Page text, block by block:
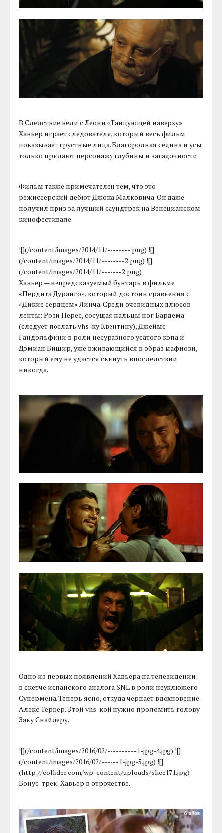
ВСледствие вели с Леони«Танцующей наверху»
Хавьер играет следователя, который весь фильм
показывает грустные лица. Благородная седина и усы
только придают персонажу глубины и загадочности.
Фильм также примечателен тем, что это
режиссерский дебют Джона Малковича. Он даже
получил приз за лучший саундтрек на Венецианском
кинофестивале.
![](/content/images/2014/11/--------.png) ![]
(/content/images/2014/11/--------2.png) ![]
(/content/images/2014/11/-------2.png)
Хавьер — непредсказуемый бунтарь в фильме
«Пердита Дуранго», который достоин сравнения с
«Дикие сердцем» Линча. Среди очевидных плюсов
ленты: Рози Перес, сосущая пальцы ног Бардема
(следует послать vhs-ку Квентину), Джеймс
Гандольфини в роли несуразного усатого копа и
Дэмиан Бишир, уже вживающийся в образ мафиози,
который ему не удастся скинуть впоследствии
никогда.
Одно из первых появлений Хавьера на телевидении:
в скетче испанского аналога SNL в роли неуклюжего
Супермена. Теперь ясно, откуда черпает вдохновение
Алекс Тернер. Этой vhs-кой нужно проломить голову
Заку Снайдеру.
![](/content/images/2016/02/----------1-jpg-4.jpg) ![]
(/content/images/2016/02/------1-jpg-5.jpg) ![]
(http://collider.com/wp-content/uploads/slice171.jpg)
Бонус-трек: Хавьер в отрочестве.